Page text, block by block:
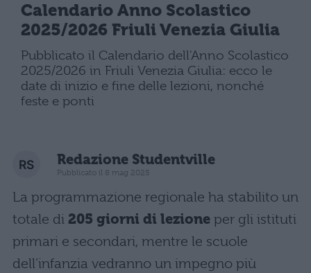
Calendario Anno Scolastico
2025/2026 Friuli Venezia Giulia
Pubblicato il Calendario dell'Anno Scolastico
2025/2026 in Friuli Venezia Giulia: ecco le
date di inizio e fine delle lezioni, nonché
feste e ponti
Redazione Studentville
Pubblicato il 8 mag 2025
La programmazione regionale ha stabilito un
totale di 205 giorni di lezione per gli istituti
primari e secondari, mentre le scuole
dell’infanzia vedranno un impegno più